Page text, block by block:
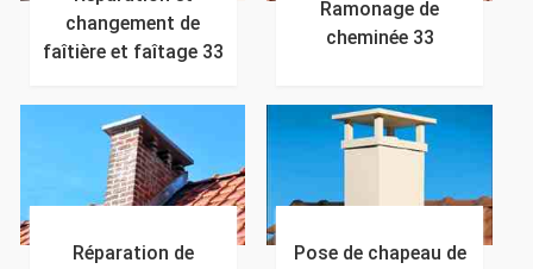
changement de
faîtière et faîtage 33
Ramonage de
cheminée 33
Réparation de
Pose de chapeau de